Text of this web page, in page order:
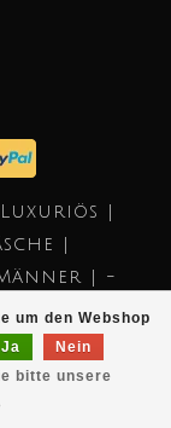
um den Webshop
Ja
Nein
bitte unsere
|
|
| -
by